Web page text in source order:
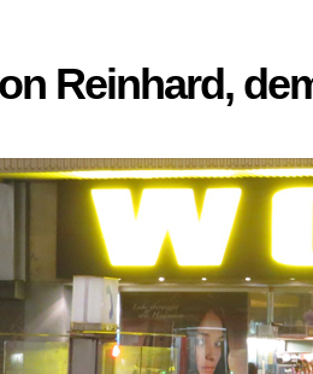
Reinhard,